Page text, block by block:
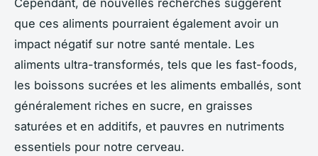
que ces aliments pourraient également avoir un
impact négatif sur notre santé mentale. Les
aliments ultra-transformés, tels que les fast-foods,
les boissons sucrées et les aliments emballés, sont
généralement riches en sucre, en graisses
saturées et en additifs, et pauvres en nutriments
essentiels pour notre cerveau.